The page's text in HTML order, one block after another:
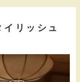
リッシュ